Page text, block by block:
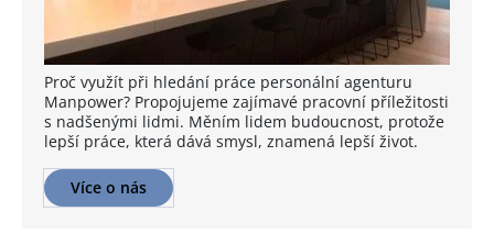
Proč využít při hledání práce personální agenturu
Manpower? Propojujeme zajímavé pracovní příležitosti
s nadšenými lidmi. Měním lidem budoucnost, protože
lepší práce, která dává smysl, znamená lepší život.
Více o nás